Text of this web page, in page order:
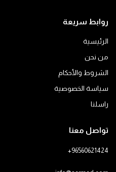
روابط سريعة
الرئيسية
من نحن
الشروط والأحكام
سياسة الخصوصية
راسلنا
تواصل معنا
+96560621424